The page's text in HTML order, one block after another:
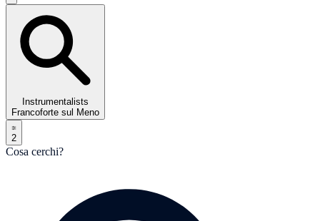
Instrumentalists
Francoforte sul Meno
2
Cosa cerchi?